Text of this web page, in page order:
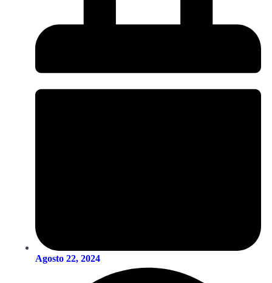
Agosto 22, 2024